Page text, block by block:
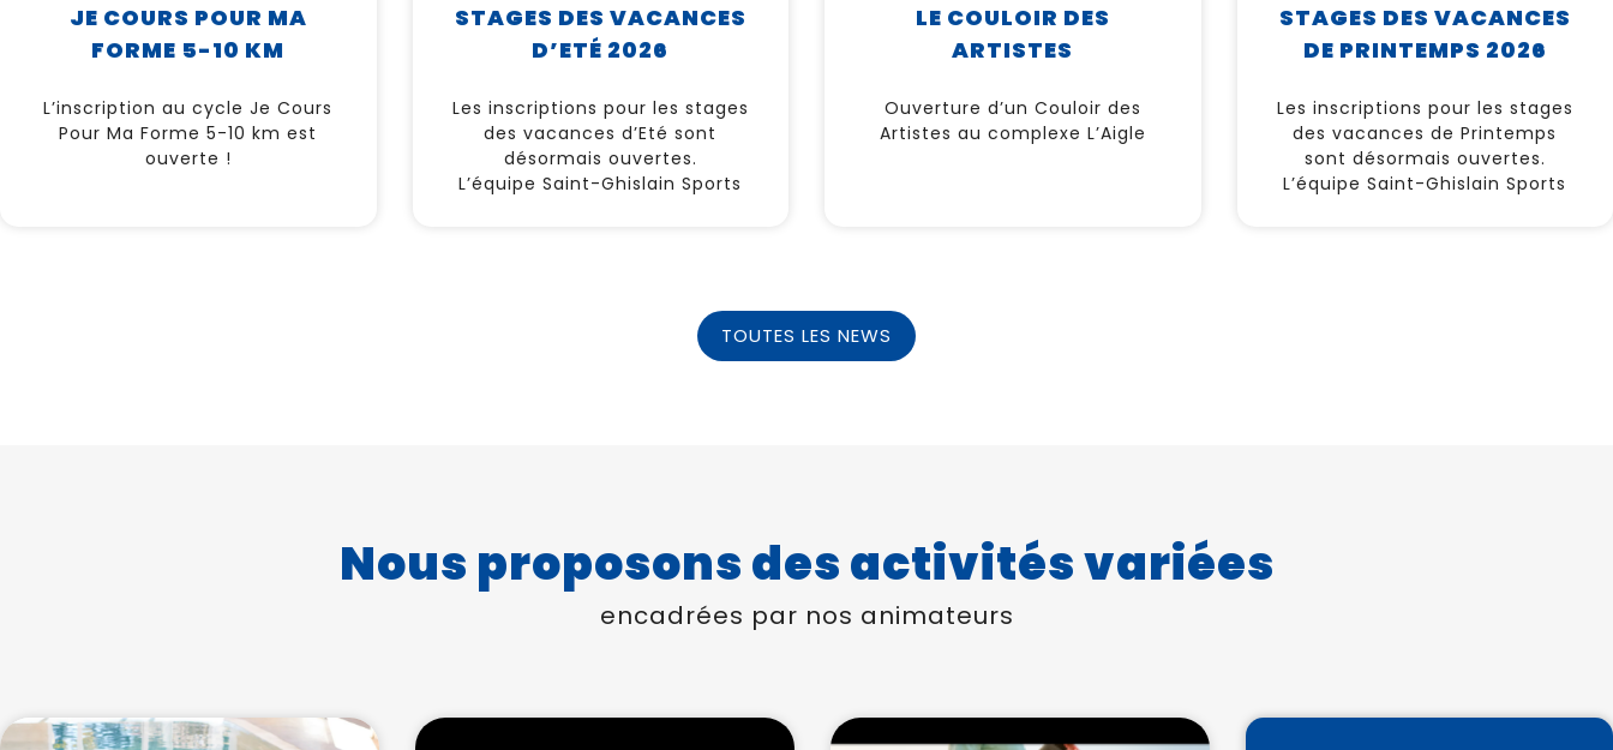
JE COURS POUR MA
FORME 5-10 KM
L’inscription au cycle Je Cours
Pour Ma Forme 5-10 km est
ouverte !
STAGES DES VACANCES
D’ETÉ 2026
Les inscriptions pour les stages
des vacances d’Eté sont
désormais ouvertes.
L’équipe Saint-Ghislain Sports
LE COULOIR DES
ARTISTES
Ouverture d’un Couloir des
Artistes au complexe L’Aigle
STAGES DES VACANCES
DE PRINTEMPS 2026
Les inscriptions pour les stages
des vacances de Printemps
sont désormais ouvertes.
L’équipe Saint-Ghislain Sports
TOUTES LES NEWS
Nous proposons des activités variées
encadrées par nos animateurs